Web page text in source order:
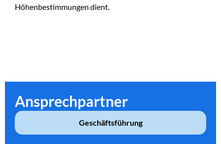
Höhenbestimmungen dient.
Ansprechpartner
Geschäftsführung